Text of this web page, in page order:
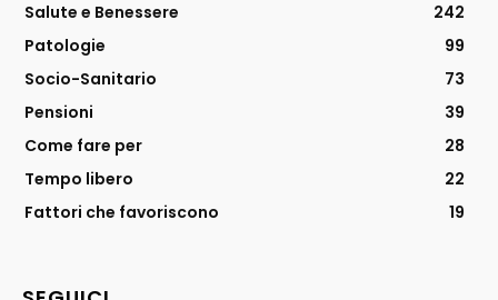
Salute e Benessere
242
Patologie
99
Socio-Sanitario
73
Pensioni
39
Come fare per
28
Tempo libero
22
Fattori che favoriscono
19